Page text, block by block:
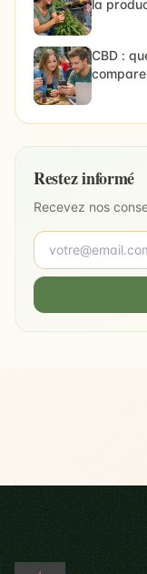
la
CBD :
Restez informé
Recevez nos